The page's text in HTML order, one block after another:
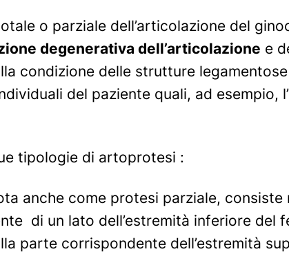
o parziale dell’articolazione del
degenerativa dell’articolazione e
condizione delle strutture
del paziente quali, ad esempio,
tipologie di artoprotesi :
anche come protesi parziale, consiste
di un lato dell’estremità inferiore del
parte corrispondente dell’estremità